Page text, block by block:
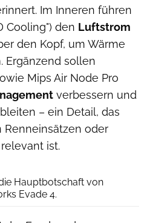
Im Inneren führen
Cooling") den Luftstrom
den Kopf, um Wärme
Ergänzend sollen
Mips Air Node Pro
verbessern und
– ein Detail, das
Renneinsätzen oder
ist.
Hauptbotschaft von
Evade 4.